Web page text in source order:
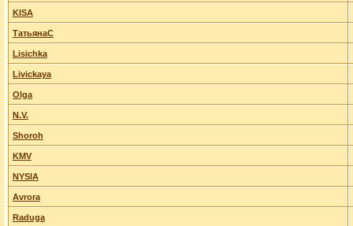
KISA
ТатьянаС
Lisichka
Livickaya
Olga
N.V.
Shoroh
KMV
NYSIA
Avrora
Raduga